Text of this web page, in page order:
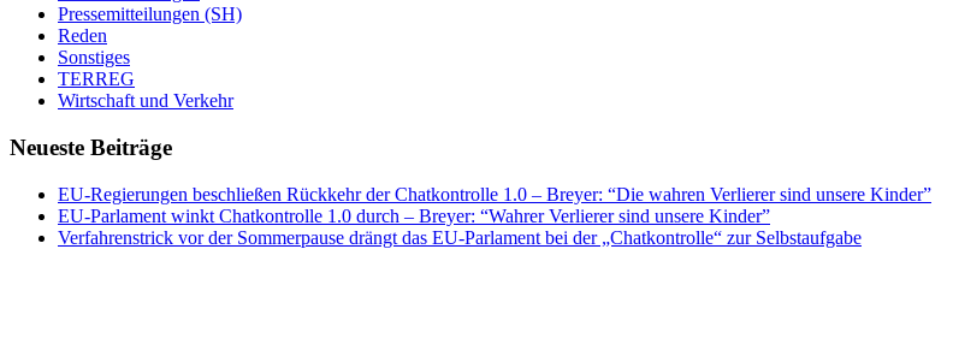
Pressemitteilungen (SH)
Reden
Sonstiges
TERREG
Wirtschaft und Verkehr
Neueste Beiträge
EU-Regierungen beschließen Rückkehr der Chatkontrolle 1.0 – Breyer: “Die wahren Verlierer sind unsere Kinder”
EU-Parlament winkt Chatkontrolle 1.0 durch – Breyer: “Wahrer Verlierer sind unsere Kinder”
Verfahrenstrick vor der Sommerpause drängt das EU-Parlament bei der „Chatkontrolle“ zur Selbstaufgabe